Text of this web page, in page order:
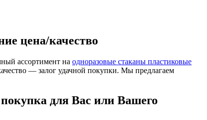
цена/качество
ассортимент на одноразовые стаканы пластиковые
— залог удачной покупки. Мы предлагаем
для Вас или Вашего